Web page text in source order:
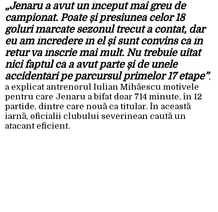
„Jenaru a avut un început mai greu de
campionat. Poate și presiunea celor 18
goluri marcate sezonul trecut a contat, dar
eu am încredere în el și sunt convins că în
retur va înscrie mai mult. Nu trebuie uitat
nici faptul că a avut parte și de unele
accidentări pe parcursul primelor 17 etape”,
a explicat antrenorul Iulian Mihăescu motivele
pentru care Jenaru a bifat doar 714 minute, în 12
partide, dintre care nouă ca titular. În această
iarnă, oficialii clubului severinean caută un
atacant eficient.